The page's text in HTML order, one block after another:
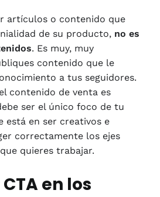
artículos o contenido que
de su producto, no es
. Es muy, muy
contenido que le
a tus seguidores.
contenido de venta es
ser el único foco de tu
está en ser creativos e
correctamente los ejes
quieres trabajar.
en los